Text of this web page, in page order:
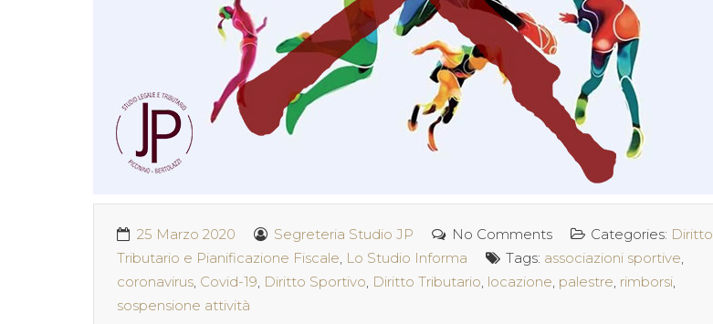
25 Marzo 2020 Segreteria Studio JP No Comments Categories: Diritto
Tributario e Pianificazione Fiscale, Lo Studio Informa Tags: associazioni sportive,
coronavirus, Covid-19, Diritto Sportivo, Diritto Tributario, locazione, palestre, rimborsi,
sospensione attività